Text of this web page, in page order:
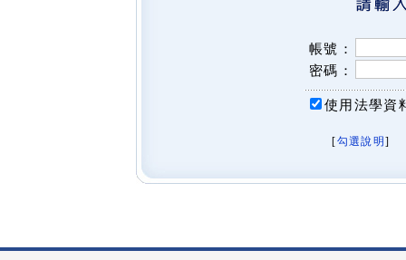
帳號：
密碼：
使用法學資
[勾選說明 ]